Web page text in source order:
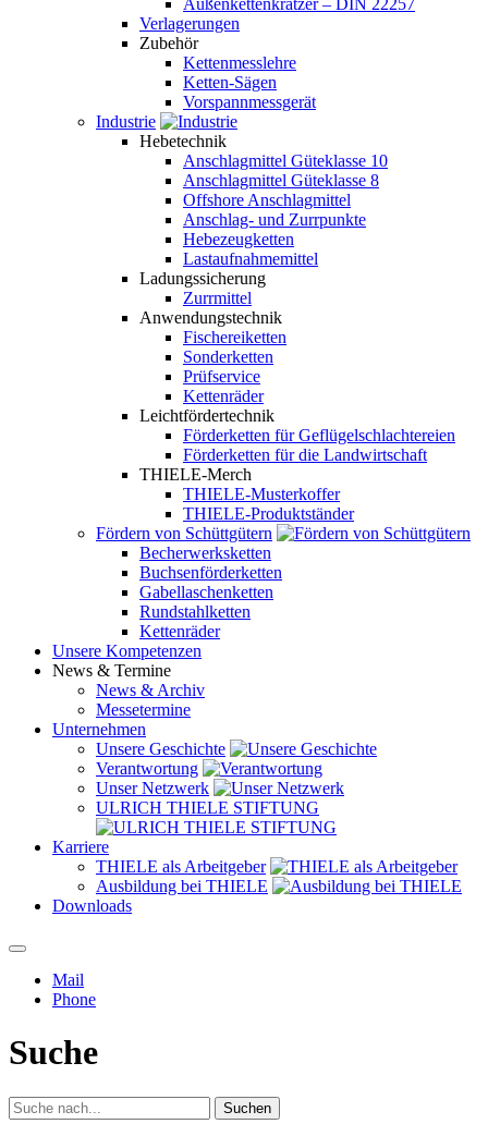
Außenkettenkratzer – DIN 22257
Verlagerungen
Zubehör
Kettenmesslehre
Ketten-Sägen
Vorspannmessgerät
Industrie
Hebetechnik
Anschlagmittel Güteklasse 10
Anschlagmittel Güteklasse 8
Offshore Anschlagmittel
Anschlag- und Zurrpunkte
Hebezeugketten
Lastaufnahmemittel
Ladungssicherung
Zurrmittel
Anwendungstechnik
Fischereiketten
Sonderketten
Prüfservice
Kettenräder
Leichtfördertechnik
Förderketten für Geflügelschlachtereien
Förderketten für die Landwirtschaft
THIELE-Merch
THIELE-Musterkoffer
THIELE-Produktständer
Fördern von Schüttgütern
Becherwerksketten
Buchsenförderketten
Gabellaschenketten
Rundstahlketten
Kettenräder
Unsere Kompetenzen
News & Termine
News & Archiv
Messetermine
Unternehmen
Unsere Geschichte
Verantwortung
Unser Netzwerk
ULRICH THIELE STIFTUNG
Karriere
THIELE als Arbeitgeber
Ausbildung bei THIELE
Downloads
Mail
Phone
Suche